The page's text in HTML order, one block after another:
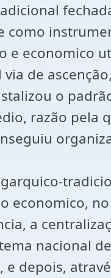
como
economico
de
o
razão pela
economico,
a
nacional
depois,